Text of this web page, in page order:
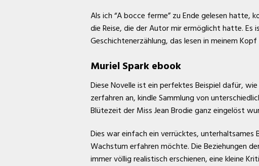
Als ich “A bocce ferme” zu Ende gelesen hatte,
die Reise, die der Autor mir ermöglicht hatte. Es
Geschichtenerzählung, das lesen in meinem
Muriel Spark ebook
Diese Novelle ist ein perfektes Beispiel dafür,
zerfahren an, kindle Sammlung von
Blütezeit der Miss Jean Brodie ganz eingelöst
Dies war einfach ein verrücktes,
Wachstum erfahren möchte. Die Beziehungen
immer völlig realistisch erschienen, eine kleine